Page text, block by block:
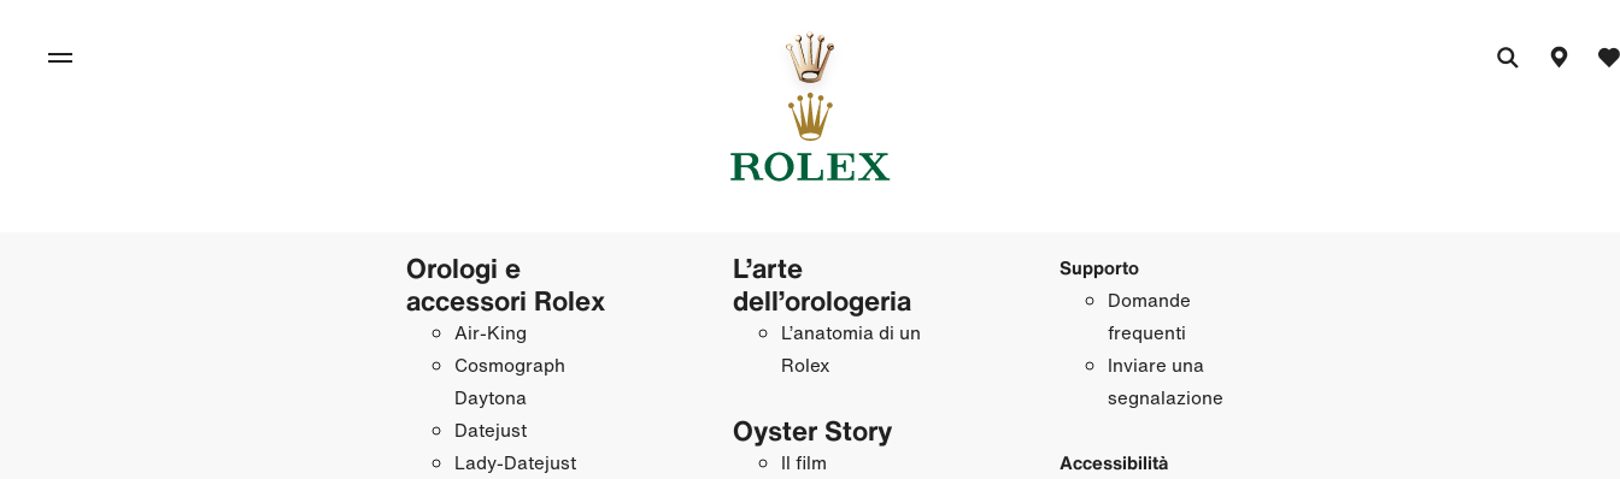
Orologi e
accessori Rolex
Air‑King
Cosmograph
Daytona
Datejust
Lady‑Datejust
L’arte
dell’orologeria
L’anatomia di un
Rolex
Oyster Story
Il film
Supporto
Domande
frequenti
Inviare una
segnalazione
Accessibilità